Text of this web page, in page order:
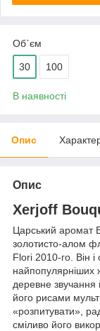
Об`єм
30 100
В наявності
Опис
Опис
Xerjoff
Царський аромат
золотисто-алом
Flori 2010-го. Він і
найпопулярніших
деревне звучання
його рисами
«розпитувати»,
сміливо його